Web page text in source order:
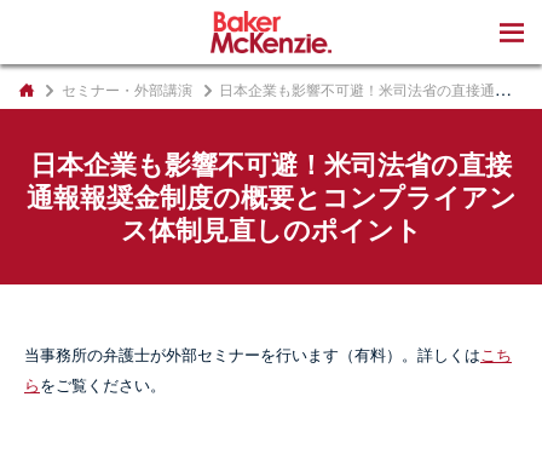
セミナー・外部講演 日本企業も影響不可避！米司法省の直接通報報奨金制度の概要とコンプライアンス体制見直しのポイント
日本企業も影響不可避！米司法省の直接
通報報奨金制度の概要とコンプライアン
ス体制見直しのポイント
当事務所の弁護士が外部セミナーを行います（有料）。詳しくはこち
らをご覧ください。